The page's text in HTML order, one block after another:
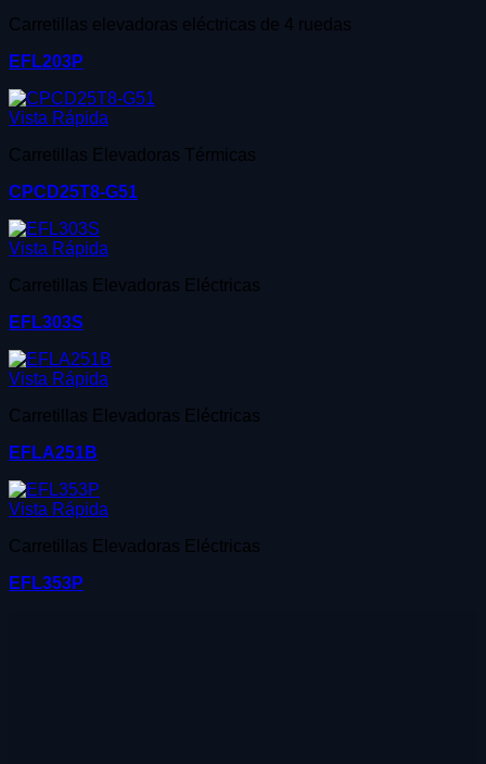
Carretillas elevadoras eléctricas de 4 ruedas
EFL203P
Vista Rápida
Carretillas Elevadoras Térmicas
CPCD25T8-G51
Vista Rápida
Carretillas Elevadoras Eléctricas
EFL303S
Vista Rápida
Carretillas Elevadoras Eléctricas
EFLA251B
Vista Rápida
Carretillas Elevadoras Eléctricas
EFL353P